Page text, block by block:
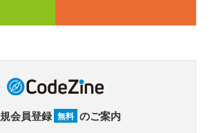
会員登録 無料 のご案内